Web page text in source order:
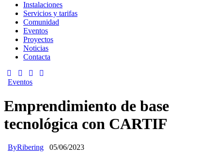
Instalaciones
Servicios y tarifas
Comunidad
Eventos
Proyectos
Noticias
Contacta
Eventos
Emprendimiento de base
tecnológica con CARTIF
ByRibering
05/06/2023